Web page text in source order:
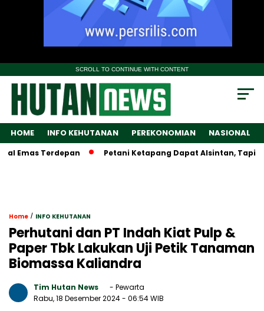
SCROLL TO CONTINUE WITH CONTENT
HOME INFO KEHUTANAN PEREKONOMIAN NASIONAL
Terdepan Petani Ketapang Dapat Alsintan, Tapi
Home / INFO KEHUTANAN
Perhutani dan PT Indah Kiat Pulp &
Paper Tbk Lakukan Uji Petik Tanaman
Biomassa Kaliandra
Tim Hutan News
- Pewarta
Rabu, 18 Desember 2024- 06:54 WIB